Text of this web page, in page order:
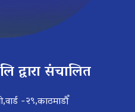
द्वारा संचालित
-२९,काठमाडौँ